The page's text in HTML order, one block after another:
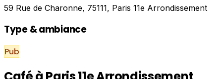
59 Rue de Charonne, 75111, Paris 11e Arrondissement
Type & ambiance
Pub